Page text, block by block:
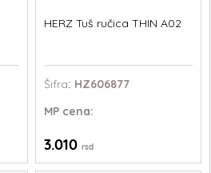
HERZ Tuš ručica THIN A02
Šifra: HZ606877
MPcena:
3.010 rsd